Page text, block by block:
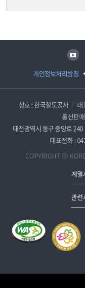
개인정보처리방침
유튜브
상호 : 한국철도공사 대
통신판
대전광역시 동구 중앙로 240
대표전화 :
COPYRIGHT ⓒ
계열
관련